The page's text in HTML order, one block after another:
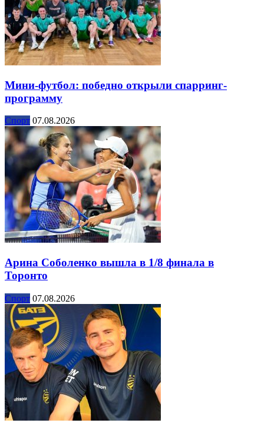
Мини-футбол: победно открыли спарринг-
программу
Спорт 07.08.2026
Арина Соболенко вышла в 1/8 финала в
Торонто
Спорт 07.08.2026